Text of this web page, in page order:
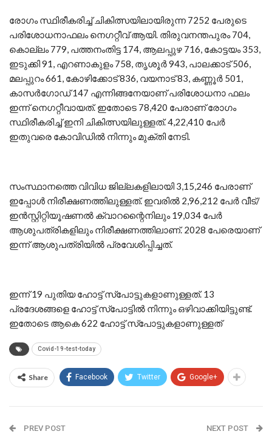
രോഗം സ്ഥിരീകരിച്ച് ചികിത്സയിലായിരുന്ന 7252 പേരുടെ
പരിശോധനാഫലം നെഗറ്റീവ് ആയി. തിരുവനന്തപുരം 704,
കൊല്ലം 779, പത്തനംതിട്ട 174, ആലപ്പുഴ 716, കോട്ടയം 353,
ഇടുക്കി 91, എറണാകുളം 758, തൃശൂര്‍ 943, പാലക്കാട് 506,
മലപ്പുറം 661, കോഴിക്കോട് 836, വയനാട് 83, കണ്ണൂര്‍ 501,
കാസര്‍ഗോഡ് 147 എന്നിങ്ങനേയാണ് പരിശോധനാ ഫലം
ഇന്ന് നെഗറ്റീവായത്. ഇതോടെ 78,420 പേരാണ് രോഗം
സ്ഥിരീകരിച്ച് ഇനി ചികിത്സയിലുള്ളത്. 4,22,410 പേര്‍
ഇതുവരെ കോവിഡില്‍ നിന്നും മുക്തി നേടി.
സംസ്ഥാനത്തെ വിവിധ ജില്ലകളിലായി 3,15,246 പേരാണ്
ഇപ്പോള്‍ നിരീക്ഷണത്തിലുള്ളത്. ഇവരില്‍ 2,96,212 പേര്‍ വീട്/
ഇന്‍സ്റ്റിറ്റിയൂഷണല്‍ ക്വാറന്റൈനിലും 19,034 പേര്‍
ആശുപത്രികളിലും നിരീക്ഷണത്തിലാണ്. 2028 പേരെയാണ്
ഇന്ന് ആശുപത്രിയില്‍ പ്രവേശിപ്പിച്ചത്.
ഇന്ന് 19 പുതിയ ഹോട്ട് സ്‌പോട്ടുകളാണുള്ളത്. 13
പ്രദേശങ്ങളെ ഹോട്ട് സ്‌പോട്ടില്‍ നിന്നും ഒഴിവാക്കിയിട്ടുണ്ട്.
ഇതോടെ ആകെ 622 ഹോട്ട് സ്‌പോട്ടുകളാണുള്ളത്
Covid-19-test-today
Share Facebook Twitter Google+
PREV POST NEXT POST